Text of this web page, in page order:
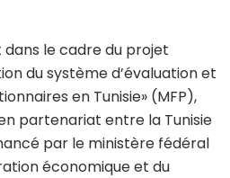
le cadre du projet
du système d’évaluation et
en Tunisie» (MFP),
partenariat entre la Tunisie
par le ministère fédéral
économique et du